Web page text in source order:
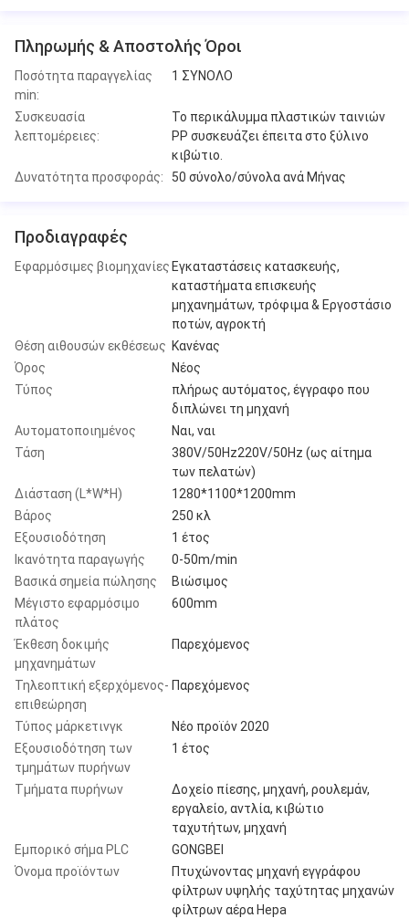
Πληρωμής & Αποστολής Όροι
Ποσότητα παραγγελίας
min:
1 ΣΥΝΟΛΟ
Συσκευασία
λεπτομέρειες:
Το περικάλυμμα πλαστικών ταινιών
PP συσκευάζει έπειτα στο ξύλινο
κιβώτιο.
Δυνατότητα προσφοράς:
50 σύνολο/σύνολα ανά Μήνας
Προδιαγραφές
Εφαρμόσιμες βιομηχανίες Εγκαταστάσεις κατασκευής,
καταστήματα επισκευής
μηχανημάτων, τρόφιμα & Εργοστάσιο
ποτών, αγροκτή
Θέση αιθουσών εκθέσεως Κανένας
Όρος
Νέος
Τύπος
πλήρως αυτόματος, έγγραφο που
διπλώνει τη μηχανή
Αυτοματοποιημένος
Ναι, ναι
Τάση
380V/50Hz220V/50Hz (ως αίτημα
των πελατών)
Διάσταση (L*W*H)
1280*1100*1200mm
Βάρος
250 κλ
Εξουσιοδότηση
1 έτος
Ικανότητα παραγωγής
0-50m/min
Βασικά σημεία πώλησης
Βιώσιμος
Μέγιστο εφαρμόσιμο
πλάτος
600mm
Έκθεση δοκιμής
μηχανημάτων
Παρεχόμενος
Τηλεοπτική εξερχόμενος-
επιθεώρηση
Παρεχόμενος
Τύπος μάρκετινγκ
Νέο προϊόν 2020
Εξουσιοδότηση των
τμημάτων πυρήνων
1 έτος
Τμήματα πυρήνων
Δοχείο πίεσης, μηχανή, ρουλεμάν,
εργαλείο, αντλία, κιβώτιο
ταχυτήτων, μηχανή
Εμπορικό σήμα PLC
GONGBEI
Όνομα προϊόντων
Πτυχώνοντας μηχανή εγγράφου
φίλτρων υψηλής ταχύτητας μηχανών
φίλτρων αέρα Hepa